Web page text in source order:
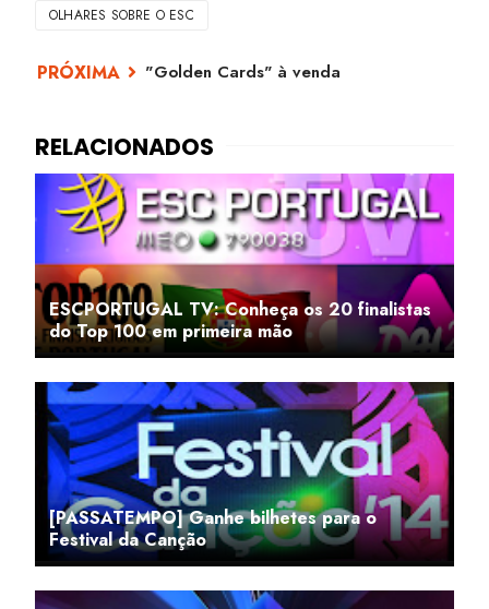
OLHARES SOBRE O ESC
"Golden Cards" à venda
ESCPORTUGAL TV: Conheça os 20 finalistas
do Top 100 em primeira mão
[PASSATEMPO] Ganhe bilhetes para o
Festival da Canção